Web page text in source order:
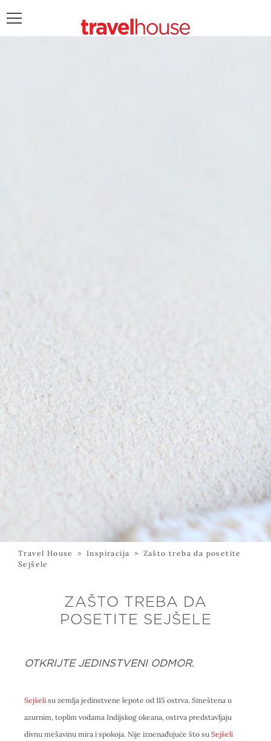
Travel House > Inspiracija > Zašto treba da posetite
Sejšele
ZAŠTO TREBA DA
POSETITE SEJŠELE
OTKRIJTE JEDINSTVENI ODMOR.
Sejšeli su zemlja jedinstvene lepote od 115 ostrva. Smeštena u
azurnim, toplim vodama Indijskog okeana, ostrva predstavljaju
divnu mešavinu mira i spokoja. Nije iznenađujuće što su Sejšeli